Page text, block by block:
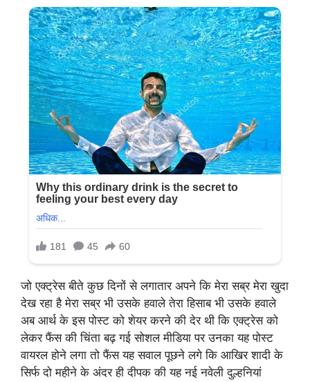
जो एक्ट्रेस बीते कुछ दिनों से लगातार अपने कि मेरा सब्र मेरा खुदा
देख रहा है मेरा सब्र भी उसके हवाले तेरा हिसाब भी उसके हवाले
अब आर्थ के इस पोस्ट को शेयर करने की देर थी कि एक्ट्रेस को
लेकर फैंस की चिंता बढ़ गई सोशल मीडिया पर उनका यह पोस्ट
वायरल होने लगा तो फैंस यह सवाल पूछने लगे कि आखिर शादी के
सिर्फ दो महीने के अंदर ही दीपक की यह नई नवेली दुल्हनियां